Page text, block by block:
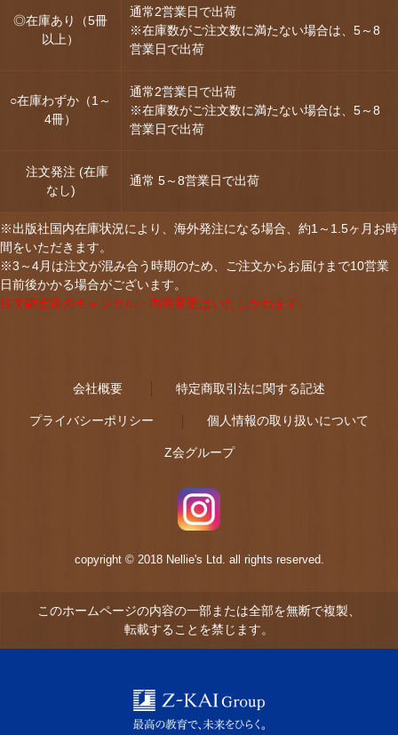
◎在庫あり（5冊
以上）
通常2営業日で出荷
※在庫数がご注文数に満たない場合は、5～8
営業日で出荷
○在庫わずか（1～
4冊）
通常2営業日で出荷
※在庫数がご注文数に満たない場合は、5～8
営業日で出荷
注文発注 (在庫
なし)
通常 5～8営業日で出荷
※出版社国内在庫状況により、海外発注になる場合、約1～1.5ヶ月お時
間をいただきます。
※3～4月は注文が混み合う時期のため、ご注文からお届けまで10営業
日前後かかる場合がございます。
注文確定後のキャンセル・内容変更はいたしかねます。
会社概要 特定商取引法に関する記述
プライバシーポリシー 個人情報の取り扱いについて
Z会グループ
copyright © 2018 Nellie's Ltd. all rights reserved.
このホームページの内容の一部または全部を無断で複製、
転載することを禁じます。